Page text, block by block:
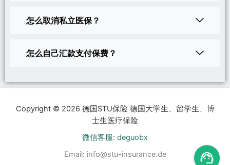
怎么取消私立医保？
怎么自己汇款支付保费？
Copyright © 2026 德国STU保险 德国大学生、留学生、博
士生医疗保险
微信客服: deguobx
Email: info@stu-insurance.de